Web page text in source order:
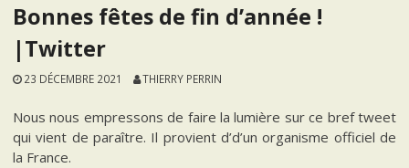
Bonnes fêtes de fin d’année !
|Twitter
23 DÉCEMBRE 2021 THIERRY PERRIN
Nous nous empressons de faire la lumière sur ce bref tweet
qui vient de paraître. Il provient d’d’un organisme officiel de
la France.